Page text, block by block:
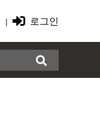
| 로그인